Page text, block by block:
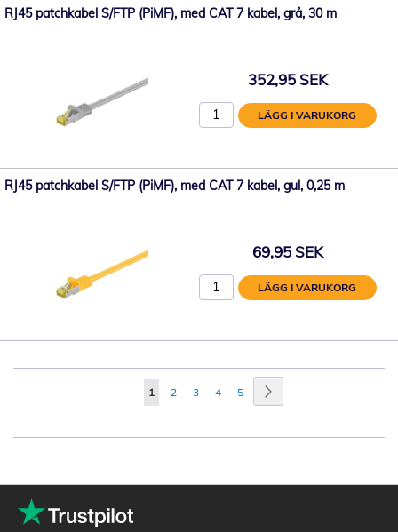
RJ45 patchkabel S/FTP (PiMF), med CAT 7 kabel, grå, 30 m
352,95 SEK
LÄGG I VARUKORG
RJ45 patchkabel S/FTP (PiMF), med CAT 7 kabel, gul, 0,25 m
69,95 SEK
LÄGG I VARUKORG
Sida
You're
1 Sida
2 Sida
3 Sida
4 Sida
5